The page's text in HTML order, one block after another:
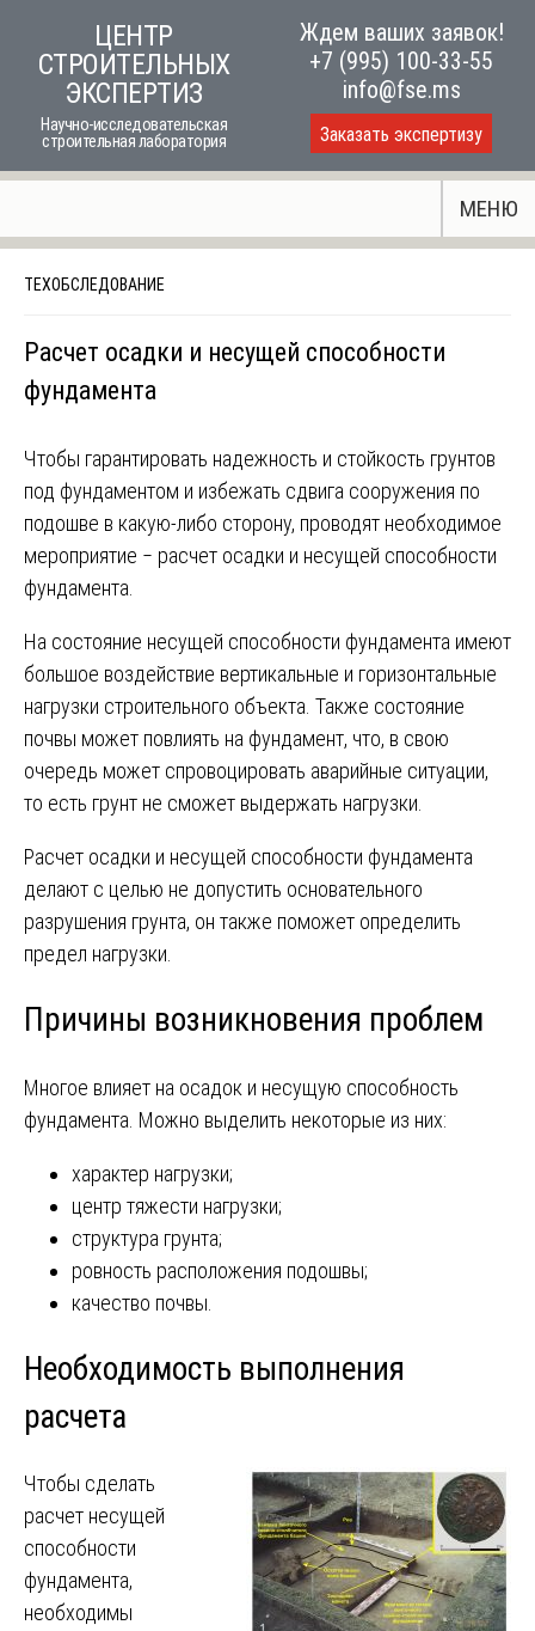
content
ЦЕНТР
СТРОИТЕЛЬНЫХ
ЭКСПЕРТИЗ
Научно-исследовательская
строительная лаборатория
Ждем ваших заявок!
+7 (995) 100-33-55
info@fse.ms
Заказать экспертизу
МЕНЮ
ТЕХОБСЛЕДОВАНИЕ
Расчет осадки и несущей способности
фундамента
Чтобы гарантировать надежность и стойкость грунтов
под фундаментом и избежать сдвига сооружения по
подошве в какую-либо сторону, проводят необходимое
мероприятие ‒ расчет осадки и несущей способности
фундамента.
На состояние несущей способности фундамента имеют
большое воздействие вертикальные и горизонтальные
нагрузки строительного объекта. Также состояние
почвы может повлиять на фундамент, что, в свою
очередь может спровоцировать аварийные ситуации,
то есть грунт не сможет выдержать нагрузки.
Расчет осадки и несущей способности фундамента
делают с целью не допустить основательного
разрушения грунта, он также поможет определить
предел нагрузки.
Причины возникновения проблем
Многое влияет на осадок и несущую способность
фундамента. Можно выделить некоторые из них:
характер нагрузки;
центр тяжести нагрузки;
структура грунта;
ровность расположения подошвы;
качество почвы.
Необходимость выполнения
расчета
Чтобы сделать
расчет несущей
способности
фундамента,
необходимы